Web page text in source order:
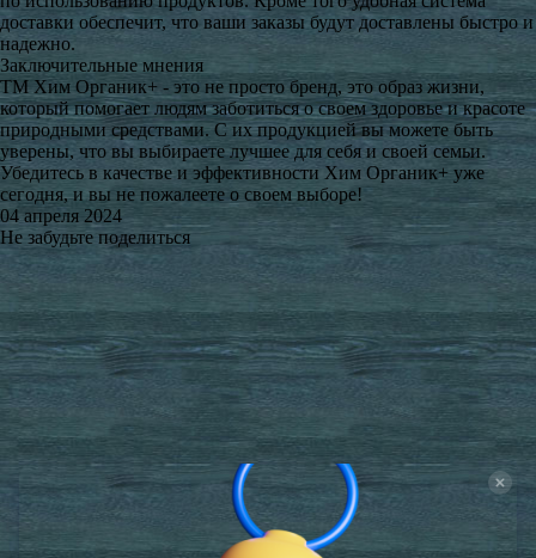
доставки обеспечит, что ваши заказы будут доставлены быстро и
надежно.
Заключительные мнения
ТМ Хим Органик+ - это не просто бренд, это образ жизни,
который помогает людям заботиться о своем здоровье и красоте
природными средствами. С их продукцией вы можете быть
уверены, что вы выбираете лучшее для себя и своей семьи.
Убедитесь в качестве и эффективности Хим Органик+ уже
сегодня, и вы не пожалеете о своем выборе!
04 апреля 2024
Не забудьте поделиться